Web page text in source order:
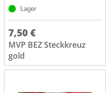
Lager
7,50 €
MVP BEZ Steckkreuz
gold